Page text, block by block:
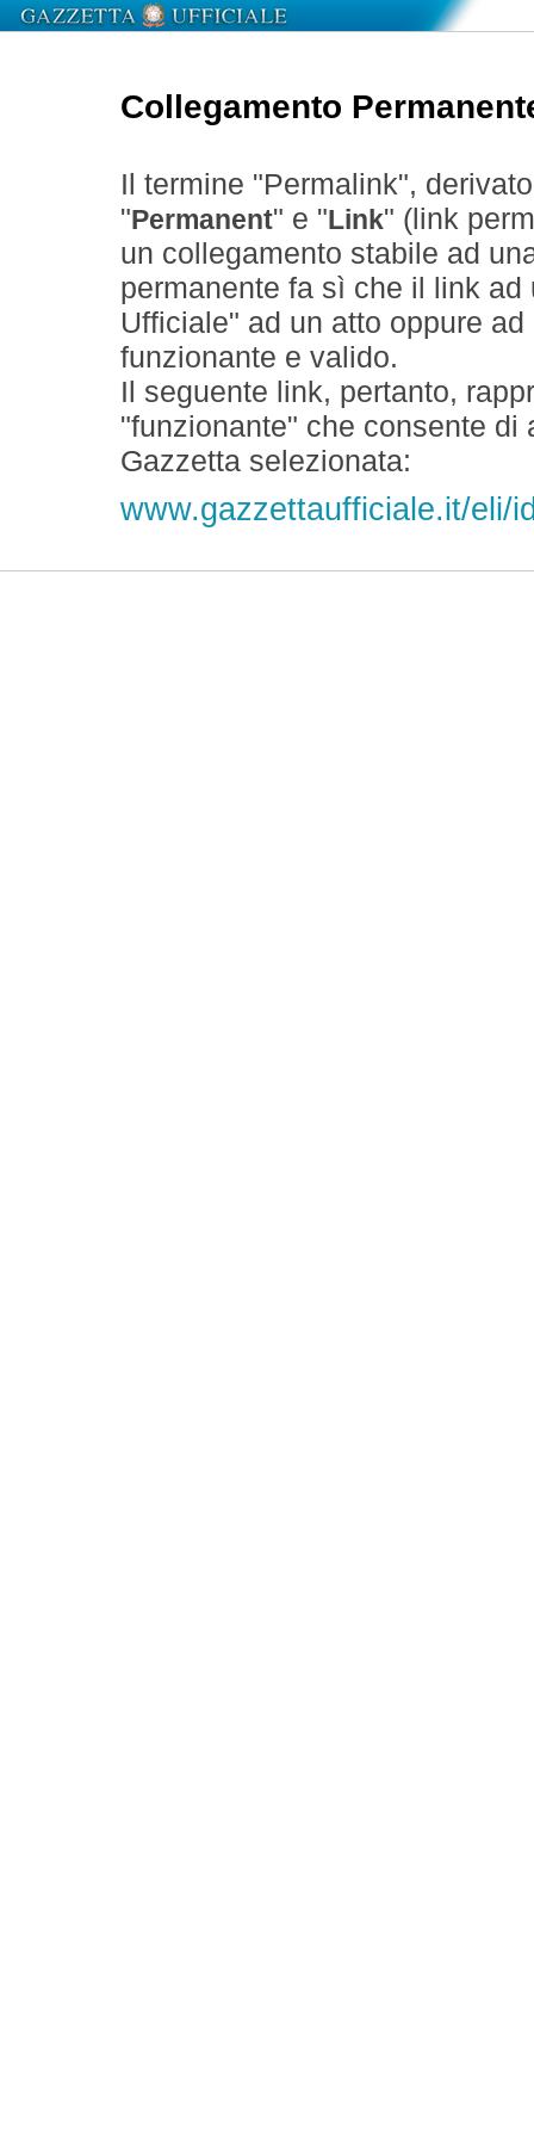
Collegamento
Il termine "Permalink",
" Permanent" e " Link" (link
un collegamento stabile ad
permanente fa sì che il link
Ufficiale" ad un atto oppure
funzionante e valido.
Il seguente link, pertanto,
"funzionante" che consente
Gazzetta selezionata:
www.gazzettaufficiale.it/eli/